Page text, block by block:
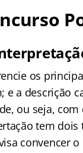
os
e a descrição
ou seja, com
tem dois
convencer